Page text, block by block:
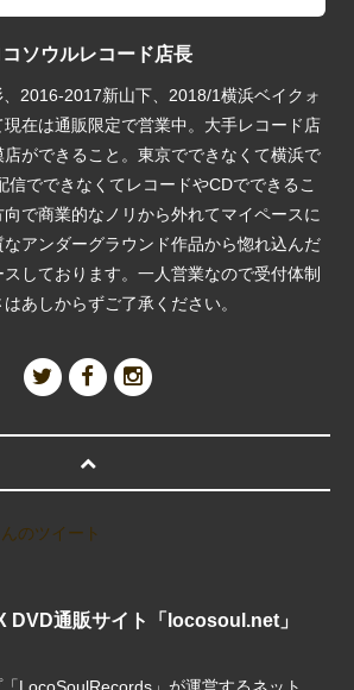
コソウルレコード店長
2016-2017新山下、2018/1横浜ベイクォ
在は通販限定で営業中。大手レコード店
ができること。東京でできなくて横浜で
信でできなくてレコードやCDでできるこ
で商業的なノリから外れてマイペースに
アンダーグラウンド作品から惚れ込んだ
しております。一人営業なので受付体制
あしからずご了承ください。
のツイート
DVD通販サイト「locosoul.net」
LocoSoulRecords」が運営するネット